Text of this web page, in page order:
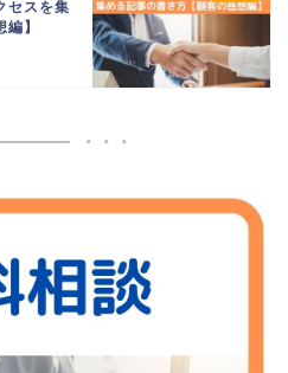
セスを集
】